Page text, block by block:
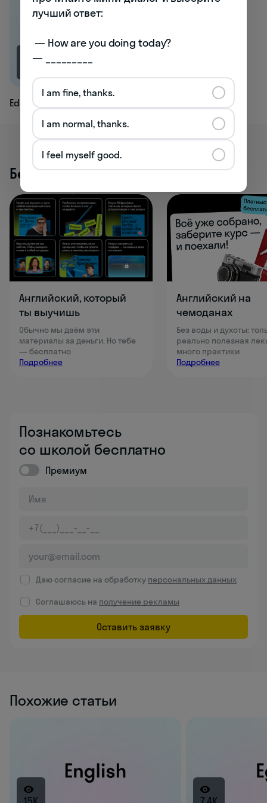
Edge
Бесплатные активности
Английский, который
ты выучишь
Обычно мы даём эти
материалы за деньги. Но тебе
— бесплатно
Подробнее
Английский на
чемоданах
Без воды и духоты:
реально полезная
много практики
Подробнее
Познакомьтесь
со школой бесплатно
Премиум
Даю согласие на обработку персональных данных
Соглашаюсь на получение рекламы
Оставить заявку
Похожие статьи
лучший ответ:
— _________
I am fine, thanks.
I am normal, thanks.
I feel myself good.